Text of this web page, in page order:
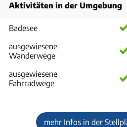
Aktivitäten in der Umgebung
Badesee
ausgewiesene
Wanderwege
ausgewiesene
Fahrradwege
mehr Infos in der